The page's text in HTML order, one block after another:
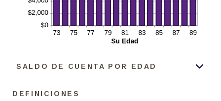
SALDO DE CUENTA POR EDAD
DEFINICIONES